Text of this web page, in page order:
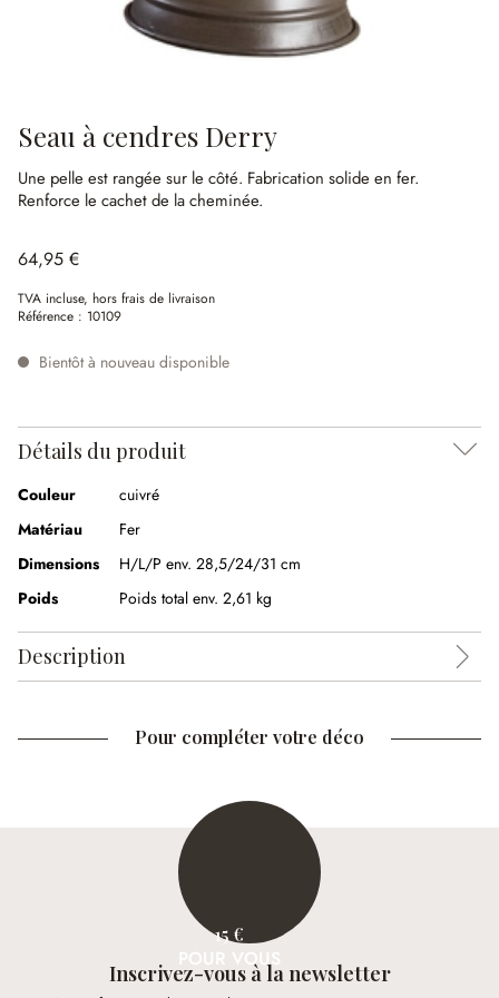
Seau à cendres Derry
Une pelle est rangée sur le côté. Fabrication solide en fer.
Renforce le cachet de la cheminée.
64,95 €
TVA incluse, hors frais de livraison
Référence : 10109
Bientôt à nouveau disponible
Détails du produit
Couleur
cuivré
Matériau
Fer
Dimensions
H/L/P env. 28,5/24/31 cm
Poids
Poids total env. 2,61 kg
Description
Pour compléter votre déco
15 €
POUR VOUS
Inscrivez-vous à la newsletter